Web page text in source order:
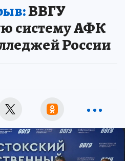
ВВГУ
систему АФК
России